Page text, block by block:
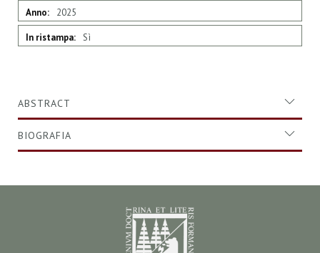
2025
Sì
ABSTRACT
BIOGRAFIA